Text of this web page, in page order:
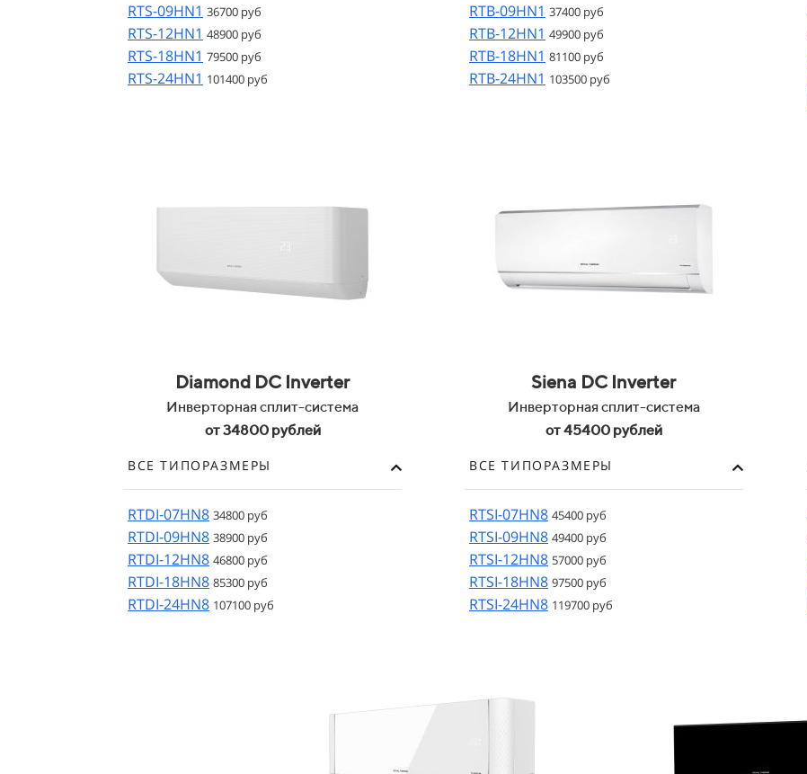
RTS-09HN1 36700 руб
RTS-12HN1 48900 руб
RTS-18HN1 79500 руб
RTS-24HN1 101400 руб
RTB-09HN1 37400 руб
RTB-12HN1 49900 руб
RTB-18HN1 81100 руб
RTB-24HN1 103500 руб
Diamond DC Inverter
Инверторная сплит-система
от 34800 рублей
ВСЕ ТИПОРАЗМЕРЫ
RTDI-07HN8 34800 руб
RTDI-09HN8 38900 руб
RTDI-12HN8 46800 руб
RTDI-18HN8 85300 руб
RTDI-24HN8 107100 руб
Siena DC Inverter
Инверторная сплит-система
от 45400 рублей
ВСЕ ТИПОРАЗМЕРЫ
RTSI-07HN8 45400 руб
RTSI-09HN8 49400 руб
RTSI-12HN8 57000 руб
RTSI-18HN8 97500 руб
RTSI-24HN8 119700 руб